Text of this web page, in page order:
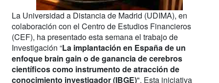
La Universidad a Distancia de Madrid (UDIMA), en
colaboración con el Centro de Estudios Financieros
(CEF), ha presentado esta semana el trabajo de
Investigación “La implantación en España de un
enfoque brain gain o de ganancia de cerebros
científicos como instrumento de atracción de
conocimiento investigador (IBGE)". Esta iniciativa